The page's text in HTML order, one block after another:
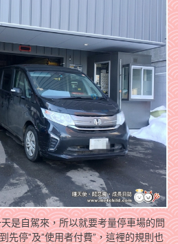
是自駕來，所以就要考量停車場的問
先停”及”使用者付費”，這裡的規則也